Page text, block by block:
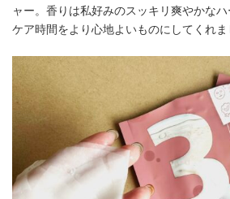
ャー。香りは私好みのスッキリ爽やかなハ
ケア時間をより心地よいものにしてくれま